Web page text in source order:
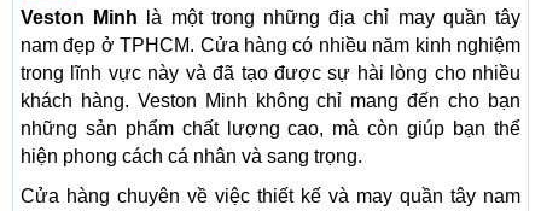
Veston Minh là một trong những địa chỉ may quần tây
nam đẹp ở TPHCM. Cửa hàng có nhiều năm kinh nghiệm
trong lĩnh vực này và đã tạo được sự hài lòng cho nhiều
khách hàng. Veston Minh không chỉ mang đến cho bạn
những sản phẩm chất lượng cao, mà còn giúp bạn thể
hiện phong cách cá nhân và sang trọng.
Cửa hàng chuyên về việc thiết kế và may quần tây nam